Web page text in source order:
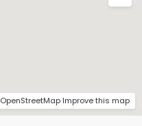
OpenStreetMap Improve this map